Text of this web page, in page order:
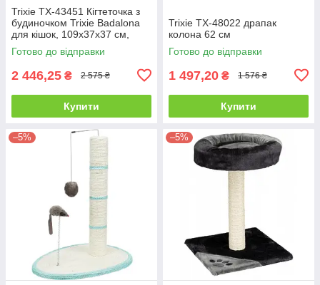
Trixie TX-43451 Кігтеточка з
будиночком Trixie Badalona
для кішок, 109х37х37 см,
бежева
Готово до відправки
2 446,25 ₴ 2 575 ₴
Купити
Trixie TX-48022 драпак
колона 62 см
Готово до відправки
1 497,20 ₴ 1 576 ₴
Купити
–5% –5%